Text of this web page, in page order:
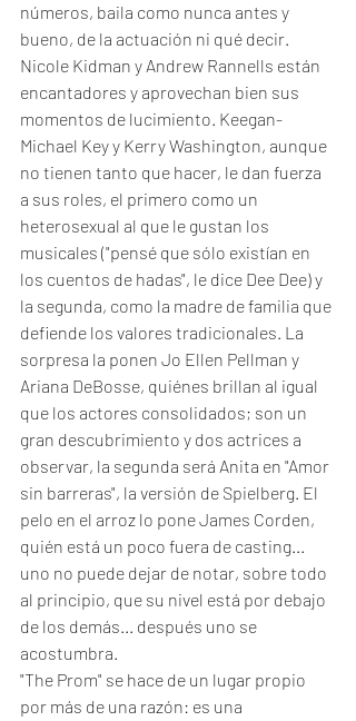
números, baila como nunca antes y
bueno, de la actuación ni qué decir.
Nicole Kidman y Andrew Rannells están
encantadores y aprovechan bien sus
momentos de lucimiento. Keegan-
Michael Key y Kerry Washington, aunque
no tienen tanto que hacer, le dan fuerza
a sus roles, el primero como un
heterosexual al que le gustan los
musicales ("pensé que sólo existían en
los cuentos de hadas", le dice Dee Dee) y
la segunda, como la madre de familia que
defiende los valores tradicionales. La
sorpresa la ponen Jo Ellen Pellman y
Ariana DeBosse, quiénes brillan al igual
que los actores consolidados; son un
gran descubrimiento y dos actrices a
observar, la segunda será Anita en "Amor
sin barreras", la versión de Spielberg. El
pelo en el arroz lo pone James Corden,
quién está un poco fuera de casting...
uno no puede dejar de notar, sobre todo
al principio, que su nivel está por debajo
de los demás... después uno se
acostumbra.
"The Prom" se hace de un lugar propio
por más de una razón: es una